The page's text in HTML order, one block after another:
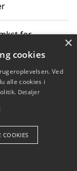
for
af elektronik
×
cookies
Ved
alle cookies i
Detaljer
COOKIES